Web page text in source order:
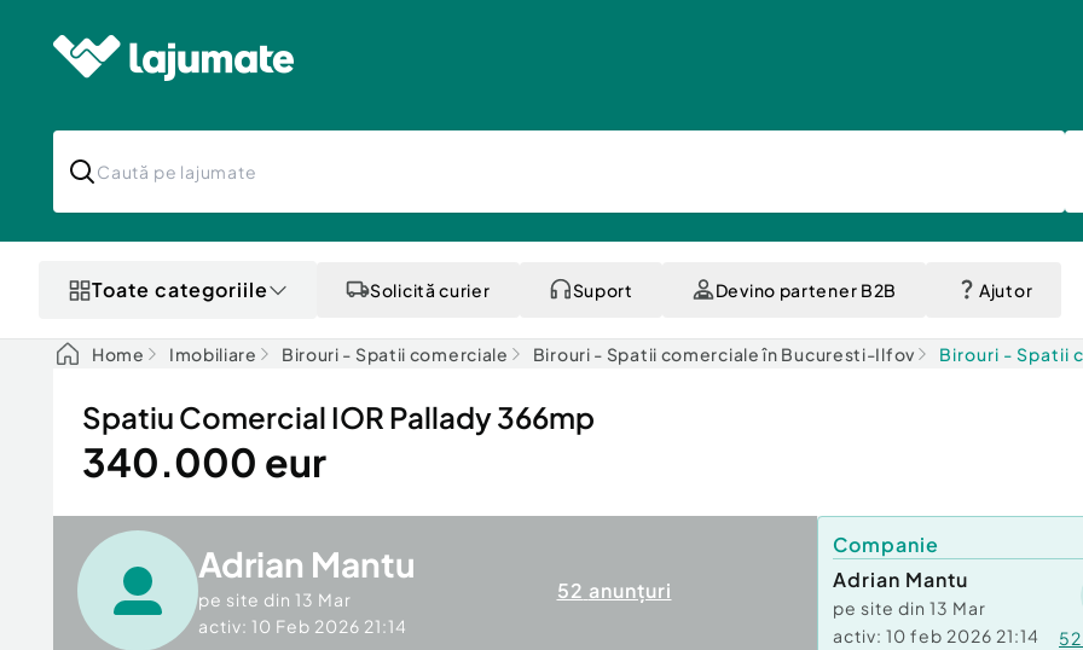
Toate categoriile Solicită curier Suport Devino partener B2B Ajutor
Home Imobiliare Birouri - Spatii comerciale Birouri - Spatii comerciale în Bucuresti-Ilfov Birouri - Spatii
Spatiu Comercial IOR Pallady 366mp
340.000 eur
Adrian Mantu
pe site din 13 Mar
activ: 10 Feb 2026 21:14
52 anunțuri
Companie
Adrian Mantu
pe site din 13 Mar
activ: 10 feb 2026 21:14
52